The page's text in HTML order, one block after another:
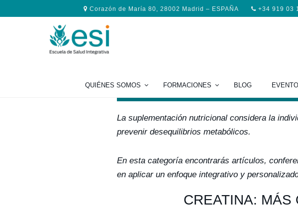
Corazón de María 80, 28002 Madrid – ESPAÑA +34 919 03
QUIÉNES SOMOS FORMACIONES BLOG
La suplementación nutricional considera la
prevenir desequilibrios metabólicos.
En esta categoría encontrarás artículos,
en aplicar un enfoque integrativo y
CREATINA: MÁS